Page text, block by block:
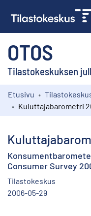
OTOS
Tilastokeskuksen
Kokoelmat
Etusivu
Consumer Survey
Tilastokeskus
2006-05-29